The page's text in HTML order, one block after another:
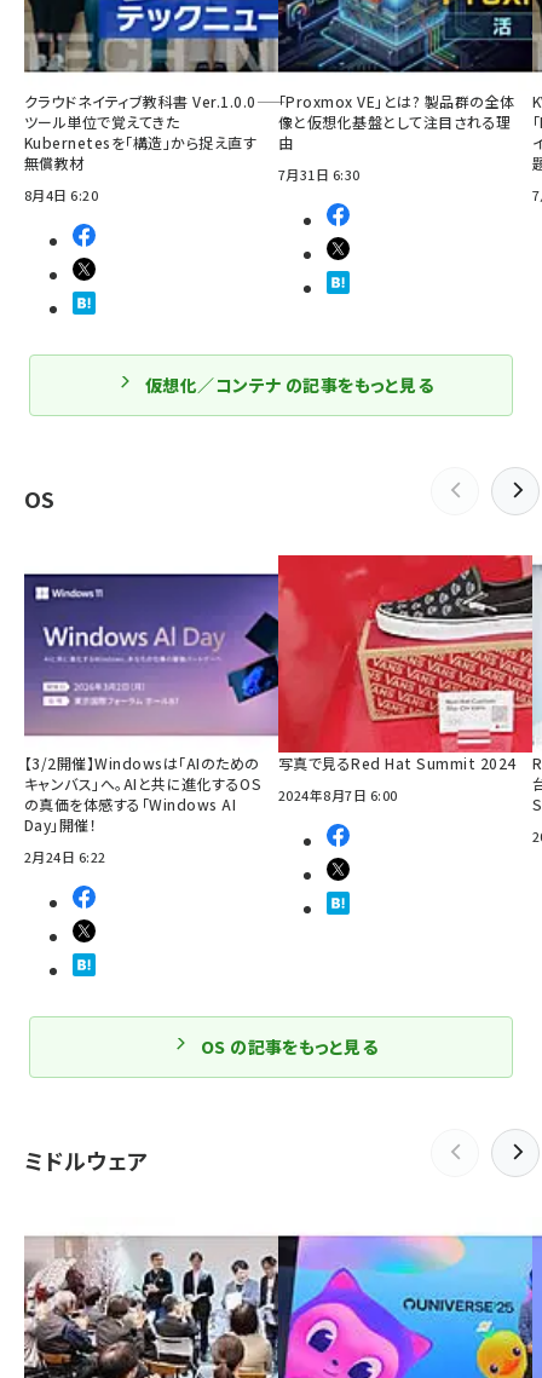
クラウドネイティブ教科書 Ver.1.0.0――
ツール単位で覚えてきた
Kubernetesを「構造」から捉え直す
無償教材
8月4日 6:20
「Proxmox VE」とは? 製品群の全体
像と仮想化基盤として注目される理
由
7月31日 6:30
仮想化／コンテナ の記事をもっと見る
OS
【3/2開催】Windowsは「AIのための
キャンバス」へ。AIと共に進化するOS
の真価を体感する「Windows AI
Day」開催！
2月24日 6:22
写真で見るRed Hat Summit 2024
2024年8月7日 6:00
OS の記事をもっと見る
ミドルウェア